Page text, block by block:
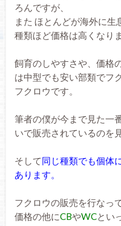
ろんですが、
また ほとんどが海外に
種類ほど価格は高くなりま
飼育のしやすさや、価格
は中型でも安い部類でフ
フクロウです。
筆者の僕が今まで見た一
いで販売されているのを
そして同じ種類でも個体
あります。
フクロウの販売を行なっ
価格の他にCBやWCとい